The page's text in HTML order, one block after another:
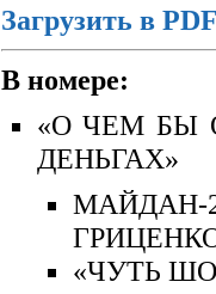
Загрузить в
В номере:
«О ЧЕМ БЫ
ДЕНЬГАХ»
«ЧУТЬ